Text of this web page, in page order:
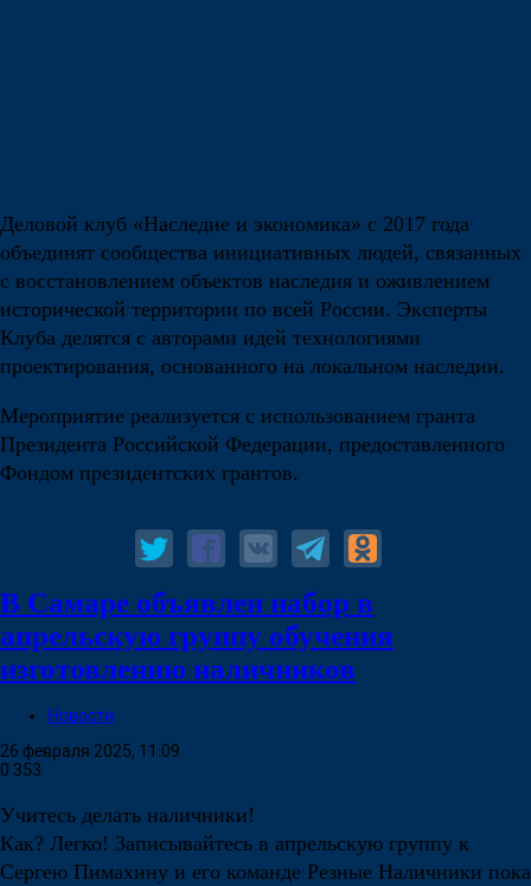
Деловой клуб «Наследие и экономика» с 2017 года
объединят сообщества инициативных людей, связанных
с восстановлением объектов наследия и оживлением
исторической территории по всей России. Эксперты
Клуба делятся с авторами идей технологиями
проектирования, основанного на локальном наследии.
Мероприятие реализуется с использованием гранта
Президента Российской Федерации, предоставленного
Фондом президентских грантов.
В Самаре объявлен набор в
апрельскую группу обучения
изготовлению наличников
Новости
26 февраля 2025, 11:09
0 353
Учитесь делать наличники!
Как? Легко! Записывайтесь в апрельскую группу к
Сергею Пимахину и его команде Резные Наличники пока